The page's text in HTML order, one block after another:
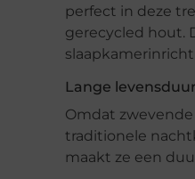
perfect in deze
gerecycled hout.
Lange levensduur
Omdat
traditionele
maakt ze een